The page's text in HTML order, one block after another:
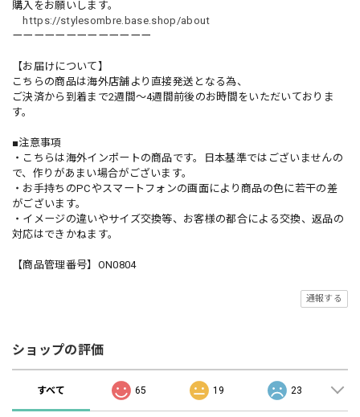
購入をお願いします。
https://stylesombre.base.shop/about
ーーーーーーーーーーーーー
【お届けについて】
こちらの商品は海外店舗より直接発送となる為、
ご決済から到着まで2週間〜4週間前後のお時間をいただいておりま
す。
■注意事項
・こちらは海外インポートの商品です。日本基準ではございませんの
で、作りがあまい場合がございます。
・お手持ちのPCやスマートフォンの画面により商品の色に若干の差
がございます。
・イメージの違いやサイズ交換等、お客様の都合による交換、返品の
対応はできかねます。
【商品管理番号】ON0804
通報する
ショップの評価
すべて 65 19 23